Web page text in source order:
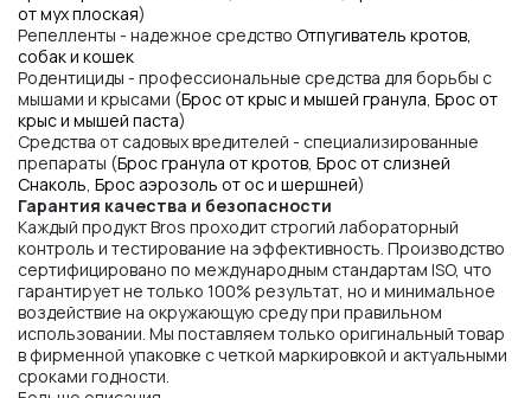
от мух плоская)
Репелленты - надежное средство Отпугиватель кротов,
собак и кошек
Родентициды - профессиональные средства для борьбы с
мышами и крысами (Брос от крыс и мышей гранула, Брос от
крыс и мышей паста)
Средства от садовых вредителей - специализированные
препараты (Брос гранула от кротов, Брос от слизней
Снаколь, Брос аэрозоль от ос и шершней)
Гарантия качества и безопасности
Каждый продукт Bros проходит строгий лабораторный
контроль и тестирование на эффективность. Производство
сертифицировано по международным стандартам ISO, что
гарантирует не только 100% результат, но и минимальное
воздействие на окружающую среду при правильном
использовании. Мы поставляем только оригинальный товар
в фирменной упаковке с четкой маркировкой и актуальными
сроками годности.